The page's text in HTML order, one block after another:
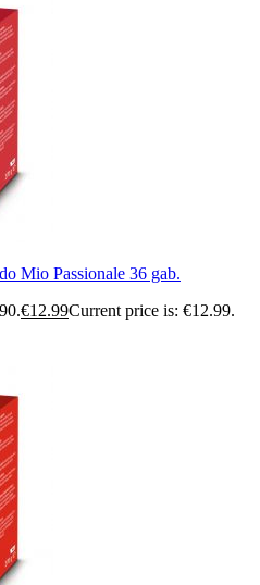
Mio Passionale 36 gab.
€12.99Current price is: €12.99.